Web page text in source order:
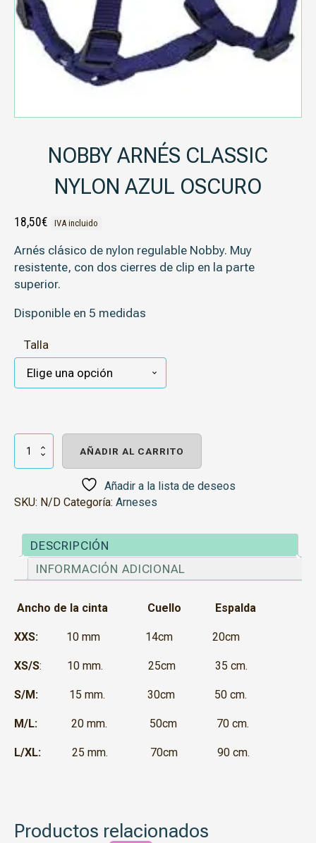
NOBBY ARNÉS CLASSIC
NYLON AZUL OSCURO
18,50€ IVA incluido
Arnés clásico de nylon regulable Nobby. Muy
resistente, con dos cierres de clip en la parte
superior.
Disponible en 5 medidas
Talla
NOBBY
ARNÉS
NYLON
OSCURO
cantidad
AÑADIR AL CARRITO
Añadir a la lista de deseos
SKU: N/D Categoría: Arneses
DESCRIPCIÓN
INFORMACIÓN ADICIONAL
Ancho de la cinta Cuello Espalda
XXS: 10 mm 14cm 20cm
XS/S: 10 mm. 25cm 35 cm.
S/M: 15 mm. 30cm 50 cm.
M/L: 20 mm. 50cm 70 cm.
L/XL: 25 mm. 70cm 90 cm.
Productos relacionados